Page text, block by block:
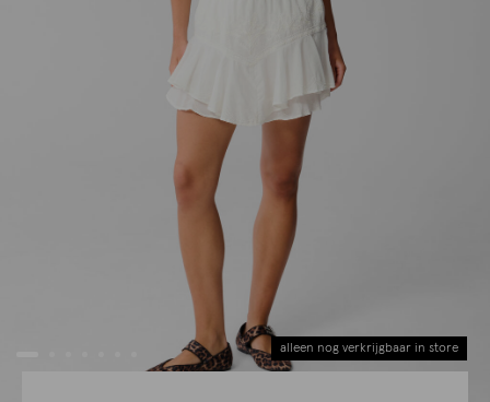
alleen nog verkrijgbaar in store